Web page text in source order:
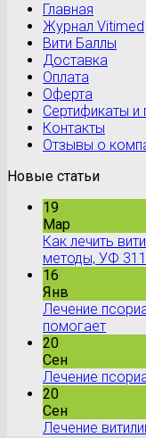
Главная
Журнал Vitimed
Вити Баллы
Доставка
Оплата
Оферта
Сертификаты и
Контакты
Отзывы о
Новые статьи
19
Мар
Как лечить
методы, УФ
16
Янв
Лечение
помогает
20
Сен
Лечение
20
Сен
Лечение